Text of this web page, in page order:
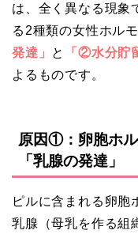
は、全く異なる現象
る2種類の女性ホル
発達」 と 「②水分貯
よるものです。
原因①：卵胞ホ
「乳腺の発達」
ピルに含まれる卵胞
乳腺（母乳を作る組